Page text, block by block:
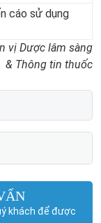
cáo sử dụng
vị Dược lâm sàng
& Thông tin thuốc
khách để được